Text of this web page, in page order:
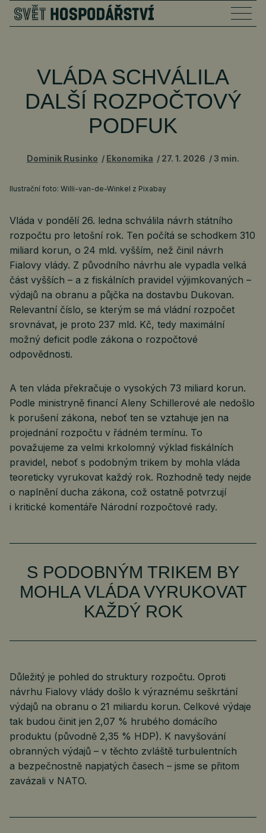
VLÁDA SCHVÁLILA
DALŠÍ ROZPOČTOVÝ
PODFUK
Dominik Rusinko Ekonomika 27. 1. 2026 3 min.
Ilustrační foto: Willi-van-de-Winkel z Pixabay
Vláda v pondělí 26. ledna schválila návrh státního
rozpočtu pro letošní rok. Ten počítá se schodkem 310
miliard korun, o 24 mld. vyšším, než činil návrh
Fialovy vlády. Z původního návrhu ale vypadla velká
část vyšších – a z fiskálních pravidel výjimkovaných –
výdajů na obranu a půjčka na dostavbu Dukovan.
Relevantní číslo, se kterým se má vládní rozpočet
srovnávat, je proto 237 mld. Kč, tedy maximální
možný deficit podle zákona o rozpočtové
odpovědnosti.
A ten vláda překračuje o vysokých 73 miliard korun.
Podle ministryně financí Aleny Schillerové ale nedošlo
k porušení zákona, neboť ten se vztahuje jen na
projednání rozpočtu v řádném termínu. To
považujeme za velmi krkolomný výklad fiskálních
pravidel, neboť s podobným trikem by mohla vláda
teoreticky vyrukovat každý rok. Rozhodně tedy nejde
o naplnění ducha zákona, což ostatně potvrzují
i kritické komentáře Národní rozpočtové rady.
S PODOBNÝM TRIKEM BY
MOHLA VLÁDA VYRUKOVAT
KAŽDÝ ROK
Důležitý je pohled do struktury rozpočtu. Oproti
návrhu Fialovy vlády došlo k výraznému seškrtání
výdajů na obranu o 21 miliardu korun. Celkové výdaje
tak budou činit jen 2,07 % hrubého domácího
produktu (původně 2,35 % HDP). K navyšování
obranných výdajů – v těchto zvláště turbulentních
a bezpečnostně napjatých časech – jsme se přitom
zavázali v NATO.